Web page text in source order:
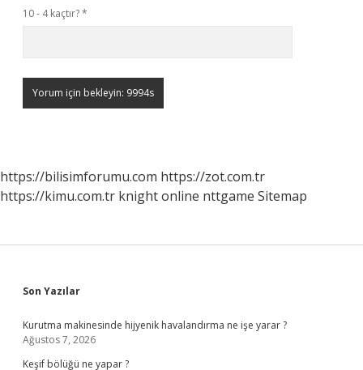
10 - 4 kaçtır?*
https://bilisimforumu.com https://zot.com.tr
https://kimu.com.tr knight online nttgame Sitemap
Sidebar
Son Yazılar
Kurutma makinesinde hijyenik havalandırma ne işe yarar ?
Ağustos 7, 2026
Keşif bölüğü ne yapar ?